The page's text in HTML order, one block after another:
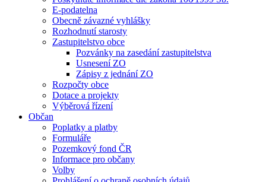
E-podatelna
Obecně závazné vyhlášky
Rozhodnutí starosty
Zastupitelstvo obce
Pozvánky na zasedání zastupitelstva
Usnesení ZO
Zápisy z jednání ZO
Rozpočty obce
Dotace a projekty
Výběrová řízení
Občan
Poplatky a platby
Formuláře
Pozemkový fond ČR
Informace pro občany
Volby